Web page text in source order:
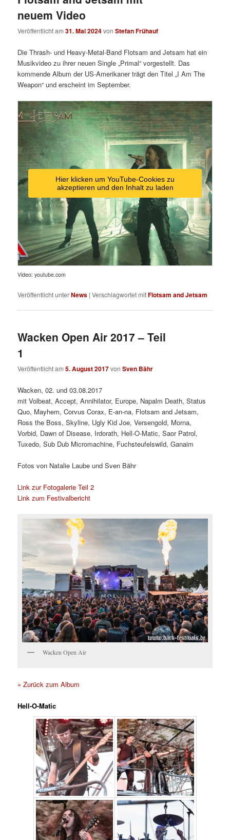
neuem Video
Veröffentlicht am31. Mai 2024vonStefan Frühauf
Die Thrash- und Heavy-Metal-Band Flotsam and Jetsam hat ein
Musikvideo zu ihrer neuen Single „Primal“ vorgestellt. Das
kommende Album der US-Amerikaner trägt den Titel „I Am The
Weapon“ und erscheint im September.
Hier klicken um YouTube-Cookies zu
akzeptieren und den Inhalt zu laden
Video: youtube.com
Veröffentlicht unterNews |Verschlagwortet mitFlotsam and Jetsam
Wacken Open Air 2017 – Teil
1
Veröffentlicht am5. August 2017vonSven Bähr
Wacken, 02. und 03.08.2017
mit Volbeat, Accept, Annihilator, Europe, Napalm Death, Status
Quo, Mayhem, Corvus Corax, E-an-na, Flotsam and Jetsam,
Ross the Boss, Skyline, Ugly Kid Joe, Versengold, Morna,
Vorbid, Dawn of Disease, Irdorath, Hell-O-Matic, Saor Patrol,
Tuxedo, Sub Dub Micromachine, Fuchsteufelswild, Ganaim
Fotos von Natalie Laube und Sven Bähr
Link zur Fotogalerie Teil 2
Link zum Festivalbericht
Wacken Open Air
« Zurück zum Album
Hell-O-Matic